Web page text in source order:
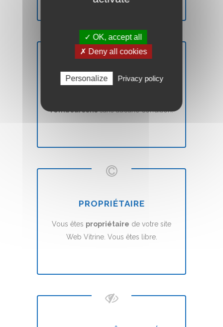
SATISFAIT OU REMBOURSÉ
remboursonssans aucune condition.
PROPRIÉTAIRE
Vous êtes propriétaire de votre site
Web Vitrine. Vous êtes libre.
✓ OK, accept all
✗ Deny all cookies
Personalize Privacy policy